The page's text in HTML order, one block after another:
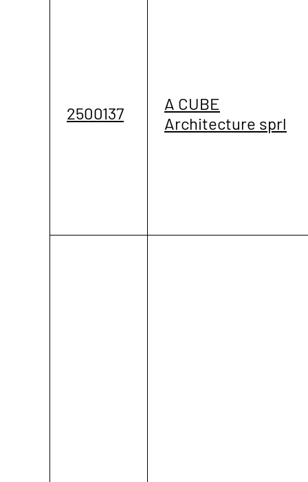
2500137
A CUBE
Architecture sprl